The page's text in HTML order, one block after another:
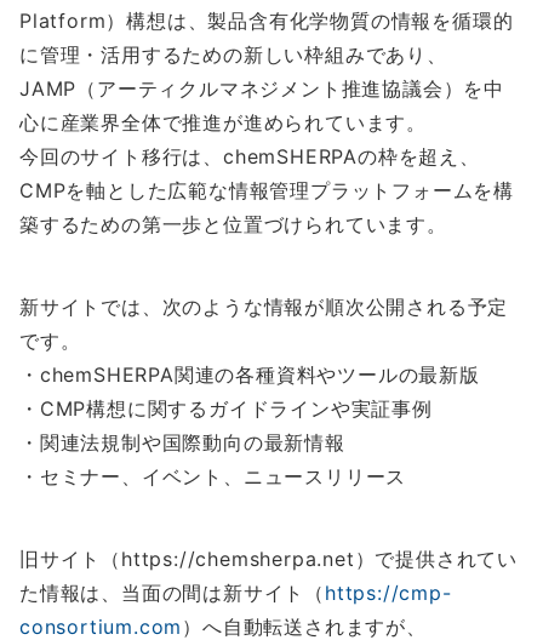
Platform）構想は、製品含有化学物質の情報を循環的
に管理・活用するための新しい枠組みであり、
JAMP（アーティクルマネジメント推進協議会）を中
心に産業界全体で推進が進められています。
今回のサイト移行は、chemSHERPAの枠を超え、
CMPを軸とした広範な情報管理プラットフォームを構
築するための第一歩と位置づけられています。
新サイトでは、次のような情報が順次公開される予定
です。
・chemSHERPA関連の各種資料やツールの最新版
・CMP構想に関するガイドラインや実証事例
・関連法規制や国際動向の最新情報
・セミナー、イベント、ニュースリリース
旧サイト（https://chemsherpa.net）で提供されてい
た情報は、当面の間は新サイト（ https://cmp-
consortium.com ）へ自動転送されますが、